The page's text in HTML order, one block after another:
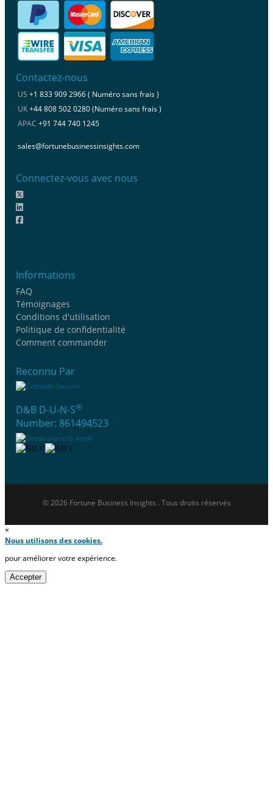
Contactez-nous
US +1 833 909 2966 ( Numéro sans frais )
UK+44 808 502 0280 (Numéro sans frais )
APAC +91 744 740 1245
sales@fortunebusinessinsights.com
Connectez-vous avec nous
Informations
FAQ
Témoignages
Conditions d'utilisation
Politique de confidentialité
Comment commander
Reconnu Par
D&B D-U-N-S®
Number: 861494523
© 2026 Fortune Business Insights . Tous droits réservés
×
Nous utilisons des cookies.
pour améliorer votre expérience.
Accepter